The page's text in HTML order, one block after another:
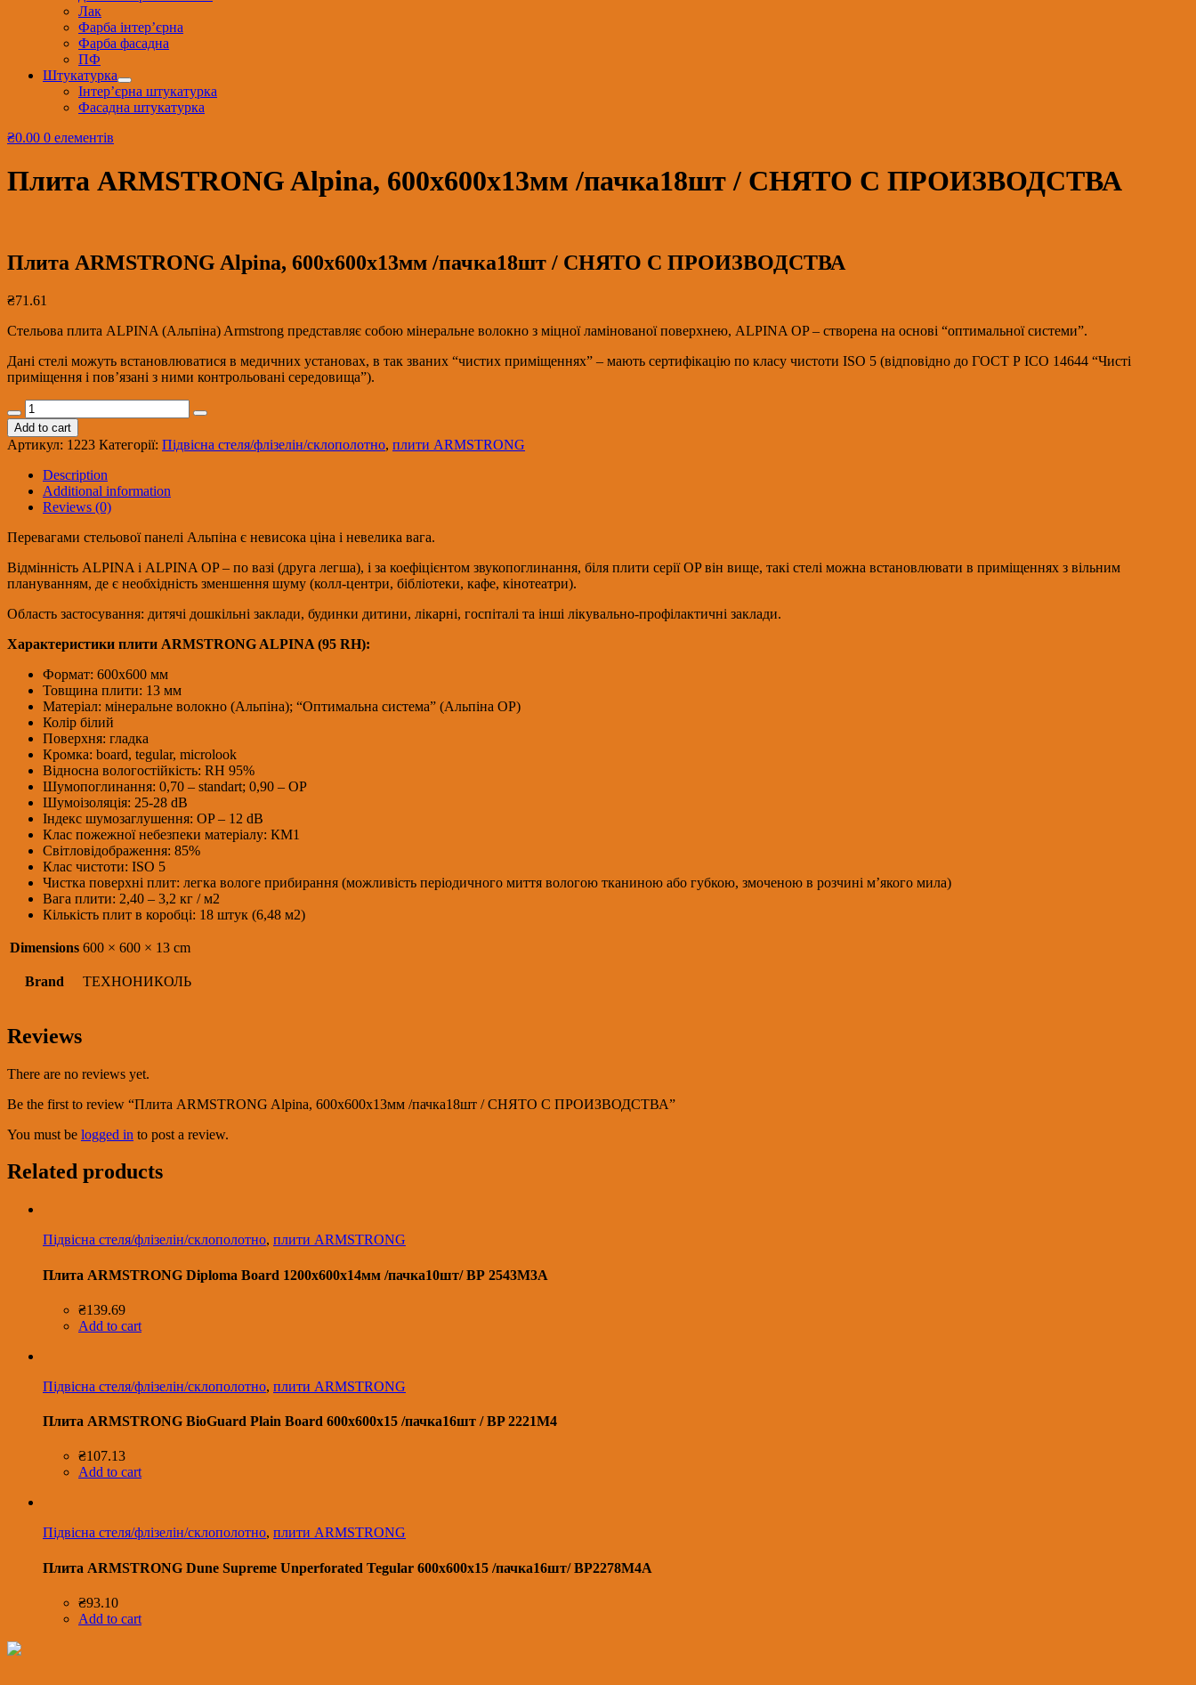
Лак
Фарба інтер’єрна
Фарба фасадна
ПФ
Штукатурка
Інтер’єрна штукатурка
Фасадна штукатурка
₴0.00 0 елементів
Плита ARMSTRONG Alpina, 600х600х13мм /пачка18шт / СНЯТО С ПРОИЗВОДСТВА
Плита ARMSTRONG Alpina, 600х600х13мм /пачка18шт / СНЯТО С ПРОИЗВОДСТВА
₴71.61
Стельова плита ALPINA (Альпіна) Armstrong представляє собою мінеральне волокно з міцної ламінованої поверхнею, ALPINA OP – створена на основі “оптимальної системи”.
Дані стелі можуть встановлюватися в медичних установах, в так званих “чистих приміщеннях” – мають сертифікацію по класу чистоти ISO 5 (відповідно до ГОСТ Р ІСО 14644 “Чисті
приміщення і пов’язані з ними контрольовані середовища”).
Плита
ARMSTRONG
Alpina,
600х600х13мм
пачка18шт
СНЯТО
С
quantity
Add to cart
Артикул: 1223 Категорії: Підвісна стеля/флізелін/склополотно, плити ARMSTRONG
Description
Additional information
Reviews (0)
Перевагами стельової панелі Альпіна є невисока ціна і невелика вага.
Відмінність ALPINA і ALPINA OP – по вазі (друга легша), і за коефіцієнтом звукопоглинання, біля плити серії OP він вище, такі стелі можна встановлювати в приміщеннях з вільним
плануванням, де є необхідність зменшення шуму (колл-центри, бібліотеки, кафе, кінотеатри).
Область застосування: дитячі дошкільні заклади, будинки дитини, лікарні, госпіталі та інші лікувально-профілактичні заклади.
Характеристики плити ARMSTRONG ALPINA (95 RH):
Формат: 600х600 мм
Товщина плити: 13 мм
Матеріал: мінеральне волокно (Альпіна); “Оптимальна система” (Альпіна ОР)
Колір білий
Поверхня: гладка
Кромка: board, tegular, microlook
Відносна вологостійкість: RH 95%
Шумопоглинання: 0,70 – standart; 0,90 – OP
Шумоізоляція: 25-28 dB
Індекс шумозаглушення: OP – 12 dB
Клас пожежної небезпеки матеріалу: КМ1
Світловідображення: 85%
Клас чистоти: ISO 5
Чистка поверхні плит: легка вологе прибирання (можливість періодичного миття вологою тканиною або губкою, змоченою в розчині м’якого мила)
Вага плити: 2,40 – 3,2 кг / м2
Кількість плит в коробці: 18 штук (6,48 м2)
Dimensions 600 × 600 × 13 cm
Brand ТЕХНОНИКОЛЬ
Reviews
There are no reviews yet.
Be the first to review “Плита ARMSTRONG Alpina, 600х600х13мм /пачка18шт / СНЯТО С ПРОИЗВОДСТВА”
You must be logged in to post a review.
Related products
Підвісна стеля/флізелін/склополотно, плити ARMSTRONG
Плита ARMSTRONG Diploma Board 1200х600х14мм /пачка10шт/ ВР 2543М3А
₴139.69
Add to cart
Підвісна стеля/флізелін/склополотно, плити ARMSTRONG
Плита ARMSTRONG BioGuard Plain Board 600х600х15 /пачка16шт / BP 2221M4
₴107.13
Add to cart
Підвісна стеля/флізелін/склополотно, плити ARMSTRONG
Плита ARMSTRONG Dune Supreme Unperforated Tegular 600х600х15 /пачка16шт/ BP2278M4A
₴93.10
Add to cart